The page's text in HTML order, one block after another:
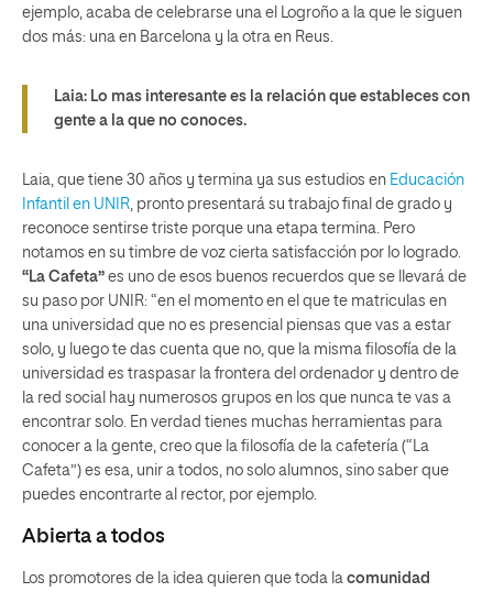
ejemplo, acaba de celebrarse una el Logroño a la que le siguen
dos más: una en Barcelona y la otra en Reus.
Laia: Lo mas interesante es la relación que estableces con
gente a la que no conoces.
Laia, que tiene 30 años y termina ya sus estudios en Educación
Infantil en UNIR, pronto presentará su trabajo final de grado y
reconoce sentirse triste porque una etapa termina. Pero
notamos en su timbre de voz cierta satisfacción por lo logrado.
“La Cafeta” es uno de esos buenos recuerdos que se llevará de
su paso por UNIR: “en el momento en el que te matriculas en
una universidad que no es presencial piensas que vas a estar
solo, y luego te das cuenta que no, que la misma filosofía de la
universidad es traspasar la frontera del ordenador y dentro de
la red social hay numerosos grupos en los que nunca te vas a
encontrar solo. En verdad tienes muchas herramientas para
conocer a la gente, creo que la filosofía de la cafetería (“La
Cafeta”) es esa, unir a todos, no solo alumnos, sino saber que
puedes encontrarte al rector, por ejemplo.
Abierta a todos
Los promotores de la idea quieren que toda la comunidad